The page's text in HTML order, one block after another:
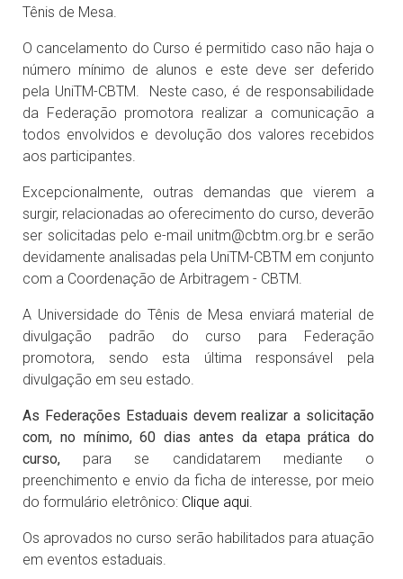
Tênis de Mesa.
O cancelamento do Curso é permitido caso não haja o
número mínimo de alunos e este deve ser deferido
pela UniTM-CBTM. Neste caso, é de responsabilidade
da Federação promotora realizar a comunicação a
todos envolvidos e devolução dos valores recebidos
aos participantes.
Excepcionalmente, outras demandas que vierem a
surgir, relacionadas ao oferecimento do curso, deverão
ser solicitadas pelo e-mail unitm@cbtm.org.br e serão
devidamente analisadas pela UniTM-CBTM em conjunto
com a Coordenação de Arbitragem - CBTM.
A Universidade do Tênis de Mesa enviará material de
divulgação padrão do curso para Federação
promotora, sendo esta última responsável pela
divulgação em seu estado.
As Federações Estaduais devem realizar a solicitação
com, no mínimo, 60 dias antes da etapa prática do
curso, para se candidatarem mediante o
preenchimento e envio da ficha de interesse, por meio
do formulário eletrônico: Clique aqui.
Os aprovados no curso serão habilitados para atuação
em eventos estaduais.